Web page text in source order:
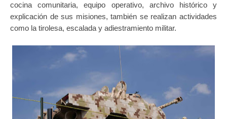
cocina comunitaria, equipo operativo, archivo histórico y
explicación de sus misiones, también se realizan actividades
como la tirolesa, escalada y adiestramiento militar.